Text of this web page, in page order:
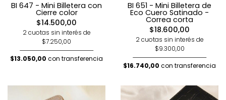
BI 647 - Mini Billetera con
Cierre color
$14.500,00
2 cuotas sin interés de
$7.250,00
$13.050,00 con transferencia
BI 651 - Mini Billetera de
Eco Cuero Satinado -
Correa corta
$18.600,00
2 cuotas sin interés de
$9.300,00
$16.740,00 con transferencia